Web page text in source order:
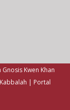
Kwen Khan
| Portal